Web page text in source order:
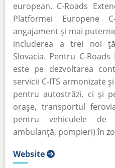
european. C-Roads
Platformei Europene
angajament și mai
includerea a trei noi
Slovacia. Pentru C-
este pe dezvoltarea
servicii C-ITS armonizate
pentru autostrăzi, ci și
orașe, transportul
pentru vehiculele de
ambulanță, pompieri) în
Website